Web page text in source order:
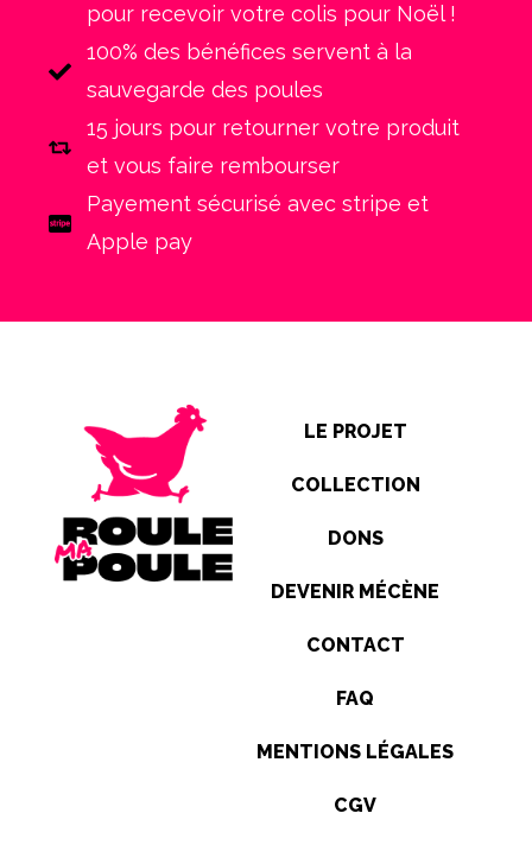
pour recevoir votre colis pour Noël !
100% des bénéfices servent à la
sauvegarde des poules
15 jours pour retourner votre produit
et vous faire rembourser
Payement sécurisé avec stripe et
Apple pay
LE PROJET
COLLECTION
DONS
DEVENIR MÉCÈNE
CONTACT
FAQ
MENTIONS LÉGALES
CGV